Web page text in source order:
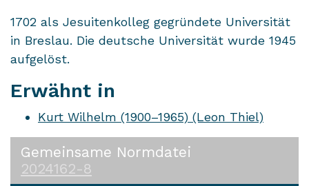
1702 als Jesuitenkolleg gegründete Universität
in Breslau. Die deutsche Universität wurde 1945
aufgelöst.
Erwähnt in
Kurt Wilhelm (1900–1965) (Leon Thiel)
Gemeinsame Normdatei
2024162-8